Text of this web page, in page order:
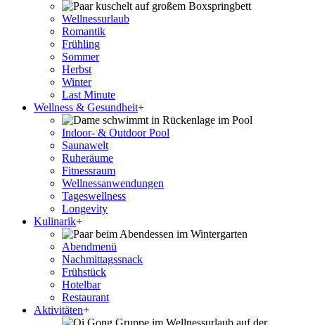
Wellnessurlaub
Romantik
Frühling
Sommer
Herbst
Winter
Last Minute
Wellness & Gesundheit+
Indoor- & Outdoor Pool
Saunawelt
Ruheräume
Fitnessraum
Wellness­anwendungen
Tageswellness
Longevity
Kulinarik+
Abendmenü
Nachmittagssnack
Frühstück
Hotelbar
Restaurant
Aktivitäten+